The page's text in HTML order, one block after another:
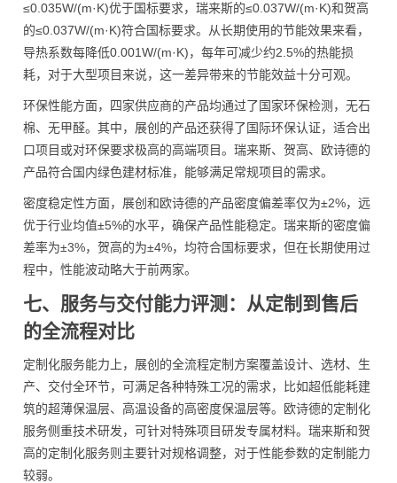
≤0.035W/(m·K)优于国标要求，瑞来斯的≤0.037W/(m·K)和贺高
的≤0.037W/(m·K)符合国标要求。从长期使用的节能效果来看，
导热系数每降低0.001W/(m·K)，每年可减少约2.5%的热能损
耗，对于大型项目来说，这一差异带来的节能效益十分可观。
环保性能方面，四家供应商的产品均通过了国家环保检测，无石
棉、无甲醛。其中，展创的产品还获得了国际环保认证，适合出
口项目或对环保要求极高的高端项目。瑞来斯、贺高、欧诗德的
产品符合国内绿色建材标准，能够满足常规项目的需求。
密度稳定性方面，展创和欧诗德的产品密度偏差率仅为±2%，远
优于行业均值±5%的水平，确保产品性能稳定。瑞来斯的密度偏
差率为±3%，贺高的为±4%，均符合国标要求，但在长期使用过
程中，性能波动略大于前两家。
七、服务与交付能力评测：从定制到售后
的全流程对比
定制化服务能力上，展创的全流程定制方案覆盖设计、选材、生
产、交付全环节，可满足各种特殊工况的需求，比如超低能耗建
筑的超薄保温层、高温设备的高密度保温层等。欧诗德的定制化
服务侧重技术研发，可针对特殊项目研发专属材料。瑞来斯和贺
高的定制化服务则主要针对规格调整，对于性能参数的定制能力
较弱。